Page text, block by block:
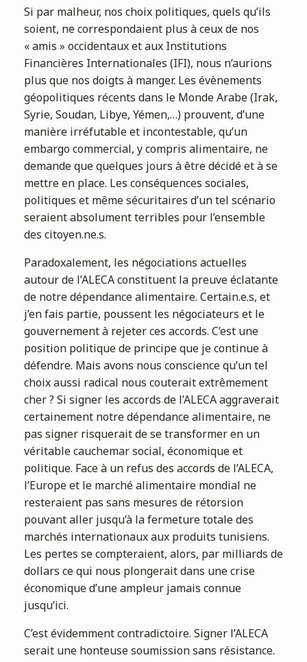
Si par malheur, nos choix politiques, quels qu’ils
soient, ne correspondaient plus à ceux de nos
« amis » occidentaux et aux Institutions
Financières Internationales (IFI), nous n’aurions
plus que nos doigts à manger. Les évènements
géopolitiques récents dans le Monde Arabe (Irak,
Syrie, Soudan, Libye, Yémen,…) prouvent, d’une
manière irréfutable et incontestable, qu’un
embargo commercial, y compris alimentaire, ne
demande que quelques jours à être décidé et à se
mettre en place. Les conséquences sociales,
politiques et même sécuritaires d’un tel scénario
seraient absolument terribles pour l’ensemble
des citoyen.ne.s.
Paradoxalement, les négociations actuelles
autour de l’ALECA constituent la preuve éclatante
de notre dépendance alimentaire. Certain.e.s, et
j’en fais partie, poussent les négociateurs et le
gouvernement à rejeter ces accords. C’est une
position politique de principe que je continue à
défendre. Mais avons nous conscience qu’un tel
choix aussi radical nous couterait extrêmement
cher ? Si signer les accords de l’ALECA aggraverait
certainement notre dépendance alimentaire, ne
pas signer risquerait de se transformer en un
véritable cauchemar social, économique et
politique. Face à un refus des accords de l’ALECA,
l’Europe et le marché alimentaire mondial ne
resteraient pas sans mesures de rétorsion
pouvant aller jusqu’à la fermeture totale des
marchés internationaux aux produits tunisiens.
Les pertes se compteraient, alors, par milliards de
dollars ce qui nous plongerait dans une crise
économique d’une ampleur jamais connue
jusqu’ici.
C’est évidemment contradictoire. Signer l’ALECA
serait une honteuse soumission sans résistance.